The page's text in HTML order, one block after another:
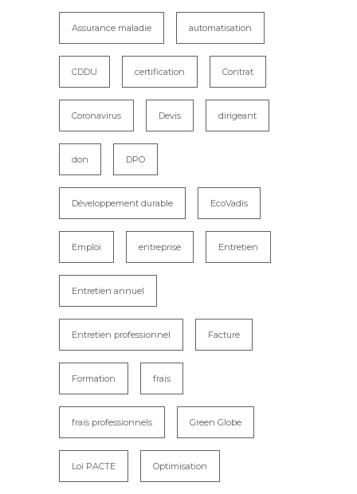
Assurance maladie automatisation
CDDU certification Contrat
Coronavirus Devis dirigeant
don DPO
Développement durable EcoVadis
Emploi entreprise Entretien
Entretien annuel
Entretien professionnel Facture
Formation frais
frais professionnels Green Globe
Loi PACTE Optimisation